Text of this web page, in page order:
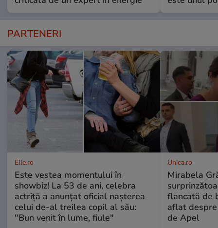
PARTENERI
Elle.ro
Este vestea momentului în
showbiz! La 53 de ani, celebra
actriță a anunțat oficial nașterea
celui de-al treilea copil al său:
"Bun venit în lume, fiule"
Unica.ro
Mirabela
flancată de
aflat
de Apel